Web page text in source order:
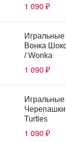
1 090 ₽
Игральные
Вонка
/ Wonka
1 090 ₽
Игральные
Turtles
1 090 ₽